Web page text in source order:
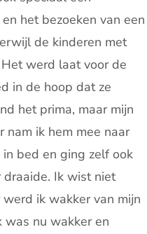
het bezoeken van een
de kinderen met
werd laat voor de
in de hoop dat ze
het prima, maar mijn
nam ik hem mee naar
bed en ging zelf ook
draaide. Ik wist niet
ik wakker van mijn
was nu wakker en